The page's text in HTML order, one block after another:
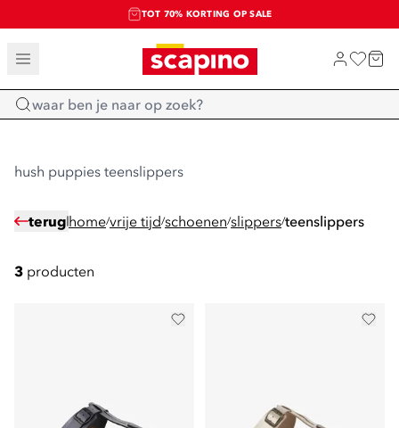
TOT 70% KORTING OP SALE
SALE: LAATSTE KANS!
SHOP NIEUW
Home
hush puppies teenslippers
terug home/vrije tijd/schoenen/slippers/teenslippers
3 producten